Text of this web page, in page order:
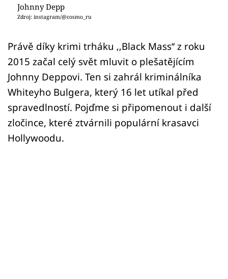
Přihlášení
Sledujte nás
Johnny Depp
Zdroj: instagram/@cosmo_ru
Právě díky krimi trháku ‚‚Black Mass‘‘ z roku
2015 začal celý svět mluvit o plešatějícím
Johnny Deppovi. Ten si zahrál kriminálníka
Whiteyho Bulgera, který 16 let utíkal před
spravedlností. Pojďme si připomenout i další
zločince, které ztvárnili populární krasavci
Hollywoodu.